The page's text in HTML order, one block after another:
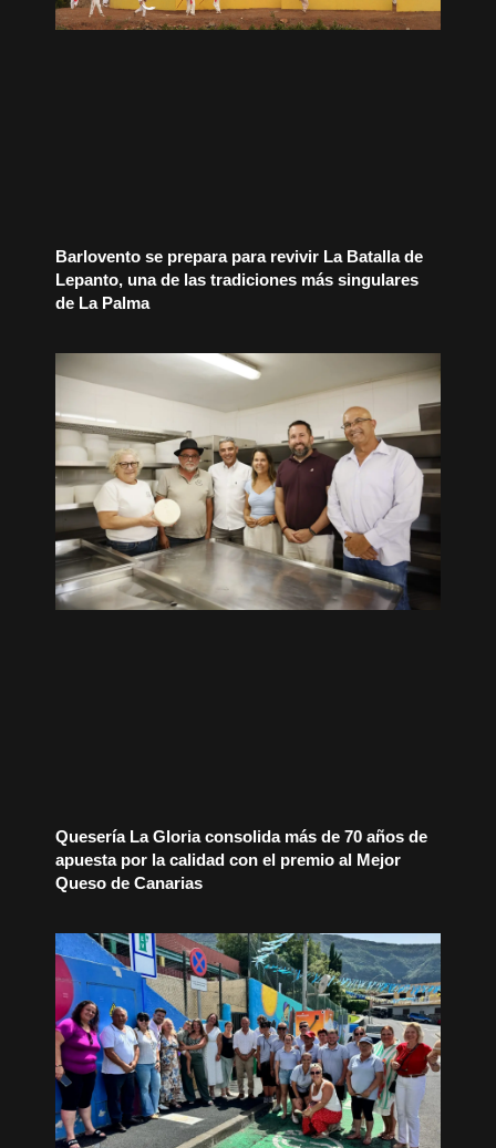
Barlovento se prepara para revivir La Batalla de
Lepanto, una de las tradiciones más singulares
de La Palma
Quesería La Gloria consolida más de 70 años de
apuesta por la calidad con el premio al Mejor
Queso de Canarias